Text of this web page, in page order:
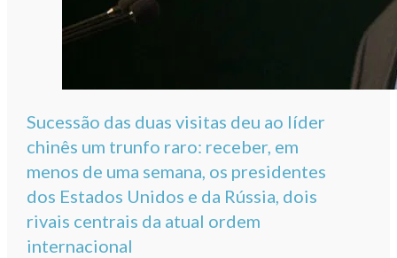
Sucessão das duas visitas deu ao líder
chinês um trunfo raro: receber, em
menos de uma semana, os presidentes
dos Estados Unidos e da Rússia, dois
rivais centrais da atual ordem
internacional